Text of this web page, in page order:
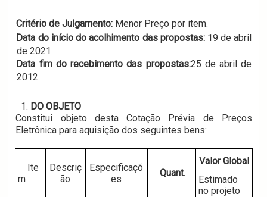
Critério de Julgamento: Menor Preço por item.
Data do início do acolhimento das propostas: 19 de abril
de 2021
Data fim do recebimento das propostas:25 de abril de
2012
DO OBJETO
Constitui objeto desta Cotação Prévia de Preços
Eletrônica para aquisição dos seguintes bens:
Ite
m
Descriç
ão
Especificaçõ
es
Quant.
Valor Global
Estimado
no projeto